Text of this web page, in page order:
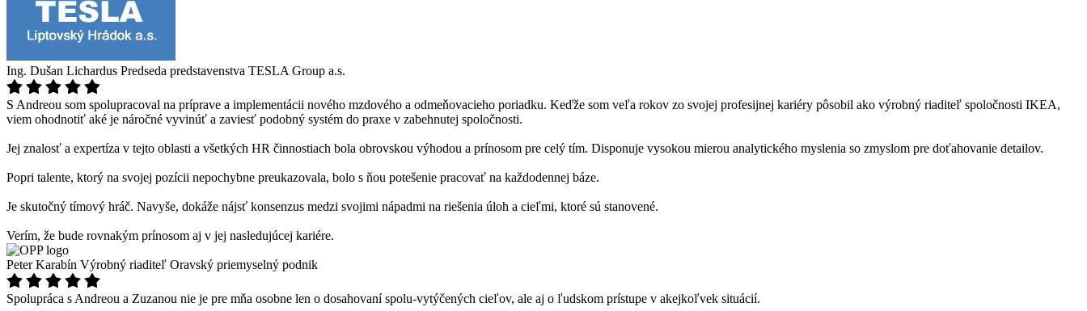
Ing. Dušan Lichardus Predseda predstavenstva TESLA Group a.s.
S Andreou som spolupracoval na príprave a implementácii nového mzdového a odmeňovacieho poriadku. Keďže som veľa rokov zo svojej profesijnej kariéry pôsobil ako výrobný riaditeľ spoločnosti IKEA,
viem ohodnotiť aké je náročné vyvinúť a zaviesť podobný systém do praxe v zabehnutej spoločnosti.
Jej znalosť a expertíza v tejto oblasti a všetkých HR činnostiach bola obrovskou výhodou a prínosom pre celý tím. Disponuje vysokou mierou analytického myslenia so zmyslom pre doťahovanie detailov.
Popri talente, ktorý na svojej pozícii nepochybne preukazovala, bolo s ňou potešenie pracovať na každodennej báze.
Je skutočný tímový hráč. Navyše, dokáže nájsť konsenzus medzi svojimi nápadmi na riešenia úloh a cieľmi, ktoré sú stanovené.
Verím, že bude rovnakým prínosom aj v jej nasledujúcej kariére.
Peter Karabín Výrobný riaditeľ Oravský priemyselný podnik
Spolupráca s Andreou a Zuzanou nie je pre mňa osobne len o dosahovaní spolu-vytýčených cieľov, ale aj o ľudskom prístupe v akejkoľvek situácií.